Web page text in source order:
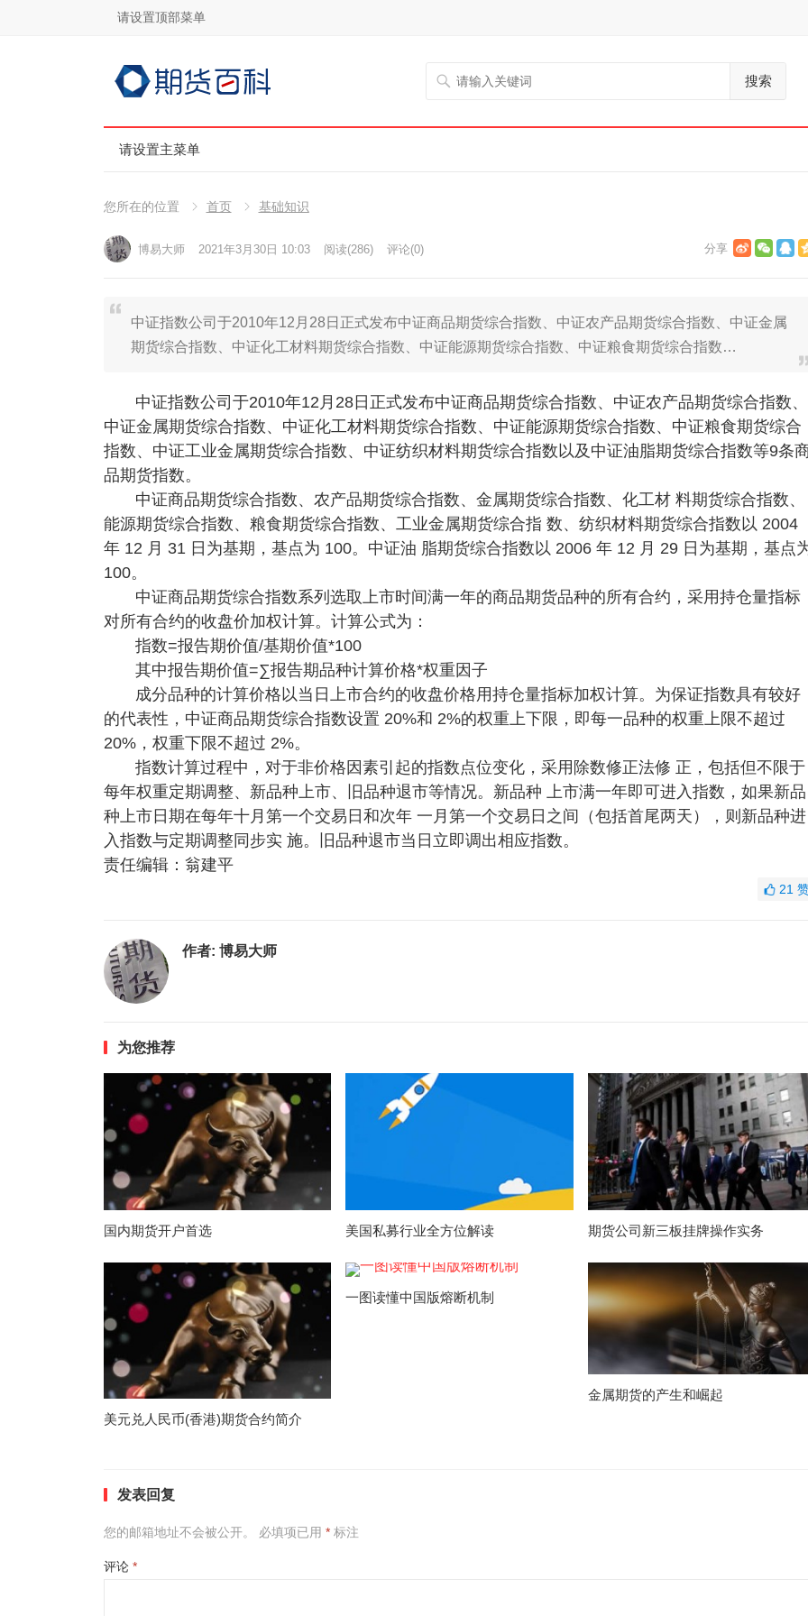
请设置顶部菜单
搜索
请设置主菜单
您所在的位置 首页 基础知识
博易大师 2021年3月30日 10:03 阅读(286) 评论(0)
中证指数公司于2010年12月28日正式发布中证商品期货综合指数、中证农产品期货综合指数、中证金属
期货综合指数、中证化工材料期货综合指数、中证能源期货综合指数、中证粮食期货综合指数…
中证指数公司于2010年12月28日正式发布中证商品期货综合指数、中证农产品期货综合指数、
中证金属期货综合指数、中证化工材料期货综合指数、中证能源期货综合指数、中证粮食期货综合
指数、中证工业金属期货综合指数、中证纺织材料期货综合指数以及中证油脂期货综合指数等9条
品期货指数。
中证商品期货综合指数、农产品期货综合指数、金属期货综合指数、化工材 料期货综合指数、
能源期货综合指数、粮食期货综合指数、工业金属期货综合指 数、纺织材料期货综合指数以 2004
年 12 月 31 日为基期，基点为 100。中证油 脂期货综合指数以 2006 年 12 月 29 日为基期，基点
100。
中证商品期货综合指数系列选取上市时间满一年的商品期货品种的所有合约，采用持仓量指标
对所有合约的收盘价加权计算。计算公式为：
指数=报告期价值/基期价值*100
其中报告期价值=∑报告期品种计算价格*权重因子
成分品种的计算价格以当日上市合约的收盘价格用持仓量指标加权计算。为保证指数具有较好
的代表性，中证商品期货综合指数设置 20%和 2%的权重上下限，即每一品种的权重上限不超过
20%，权重下限不超过 2%。
指数计算过程中，对于非价格因素引起的指数点位变化，采用除数修正法修 正，包括但不限于
每年权重定期调整、新品种上市、旧品种退市等情况。新品种 上市满一年即可进入指数，如果新品
种上市日期在每年十月第一个交易日和次年 一月第一个交易日之间（包括首尾两天），则新品种进
入指数与定期调整同步实 施。旧品种退市当日立即调出相应指数。
责任编辑：翁建平
21
作者: 博易大师
为您推荐
国内期货开户首选 美国私募行业全方位解读 期货公司新三板挂牌操作实务
美元兑人民币(香港)期货合约简介
一图读懂中国版熔断机制
金属期货的产生和崛起
发表回复
您的邮箱地址不会被公开。 必填项已用 *标注
评论 *